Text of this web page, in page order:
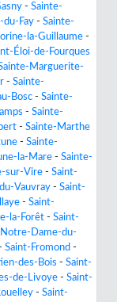
- Sainte-
du-Fay - Sainte-
la-Guillaume -
Éloi-de-Fourques
Marguerite-
- Sainte-
Bosc - Sainte-
- Sainte-
- Sainte-Marthe
- Sainte-
la-Mare - Sainte-
sur-Vire - Saint-
Vauvray - Saint-
- Saint-
la-Forêt - Saint-
Dame-du-
Saint-Fromond -
des-Bois - Saint-
de-Livoye - Saint-
- Saint-